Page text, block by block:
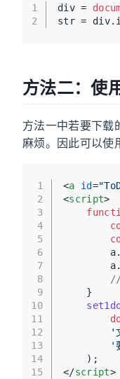
1
2
div =
str = div.
方法二：使
方法一中若要下载
麻烦。因此可以使
1
2
3
4
5
6
7
8
9
10
11
12
13
14
15
<a id=
<script>
        a.
        a.
//
    }
'
'
    );
</script>